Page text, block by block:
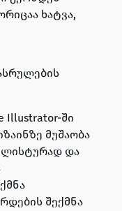
ხატვა,
Illustrator-ში
მუშაობა
და
შექმნა